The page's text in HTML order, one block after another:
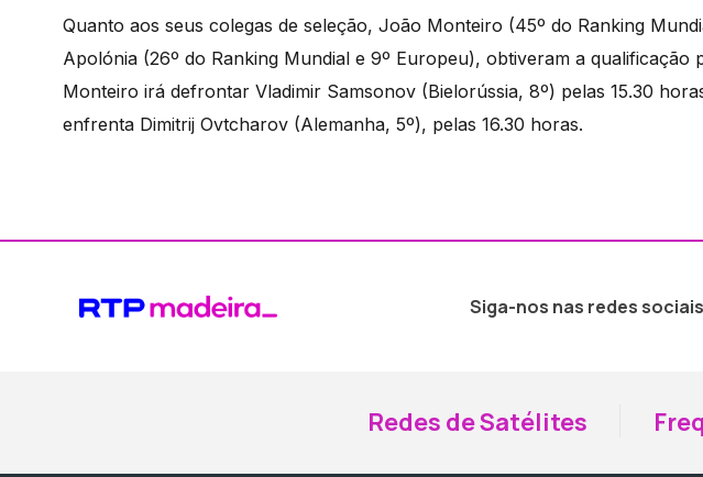
Quanto aos seus colegas de seleção, João Monteiro (45º do Ranking
Apolónia (26º do Ranking Mundial e 9º Europeu), obtiveram a qualificação
Monteiro irá defrontar Vladimir Samsonov (Bielorússia, 8º) pelas 15.30
enfrenta Dimitrij Ovtcharov (Alemanha, 5º), pelas 16.30 horas.
Siga-nos nas redes sociais
Redes de Satélites